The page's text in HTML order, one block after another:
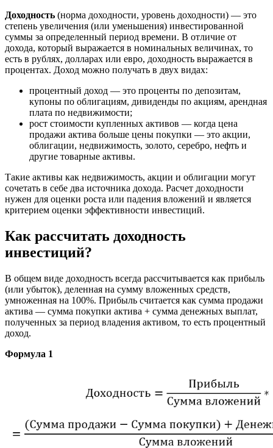
Доходность (норма доходности, уровень доходности) — это
степень увеличения (или уменьшения) инвестированной
суммы за определенный период времени. В отличие от
дохода, который выражается в номинальных величинах, то
есть в рублях, долларах или евро, доходность выражается в
процентах. Доход можно получать в двух видах:
процентный доход — это проценты по депозитам,
купоны по облигациям, дивиденды по акциям, арендная
плата по недвижимости;
рост стоимости купленных активов — когда цена
продажи актива больше цены покупки — это акции,
облигации, недвижимость, золото, серебро, нефть и
другие товарные активы.
Такие активы как недвижимость, акции и облигации могут
сочетать в себе два источника дохода. Расчет доходности
нужен для оценки роста или падения вложений и является
критерием оценки эффективности инвестиций.
Как рассчитать доходность
инвестиций?
В общем виде доходность всегда рассчитывается как прибыль
(или убыток), деленная на сумму вложенных средств,
умноженная на 100%. Прибыль считается как сумма продажи
актива — сумма покупки актива + сумма денежных выплат,
полученных за период владения активом, то есть процентный
доход.
Формула 1